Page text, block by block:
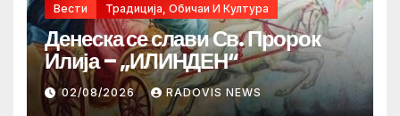
Вести Традиција, Обичаи И Култура
Денеска се слави Св. Пророк
Илија – „ИЛИНДЕН“
02/08/2026 RADOVIS NEWS